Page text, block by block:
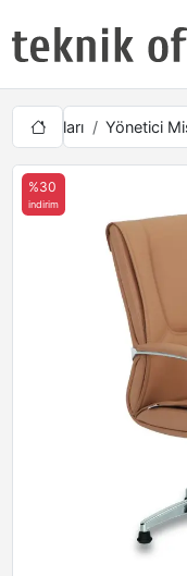
Yönetici
%30
indirim